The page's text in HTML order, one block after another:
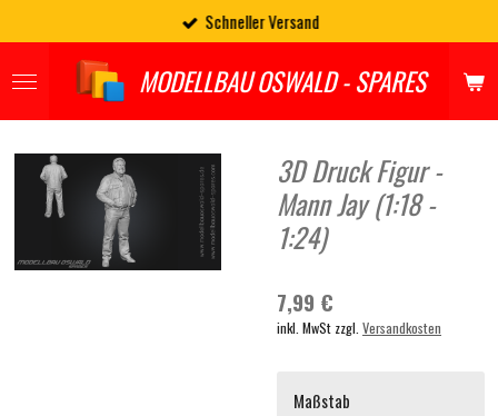
Hauptinhalt
springen
MODELLBAU OSWALD - SPARES
Schneller Versand
3D Druck Figur -
Mann Jay (1:18 -
1:24)
7,99 €
inkl. MwSt zzgl. Versandkosten
Maßstab